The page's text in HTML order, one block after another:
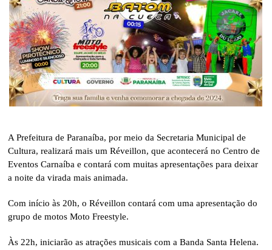
A Prefeitura de Paranaíba, por meio da Secretaria Municipal de
Cultura, realizará mais um Réveillon, que acontecerá no Centro de
Eventos Carnaíba e contará com muitas apresentações para deixar
a noite da virada mais animada.
Com início às 20h, o Réveillon contará com uma apresentação do
grupo de motos Moto Freestyle.
Às 22h, iniciarão as atrações musicais com a Banda Santa Helena.